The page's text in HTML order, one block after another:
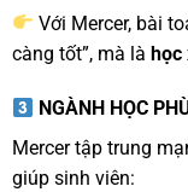
Với Mercer, bài
càng tốt”, mà là học
NGÀNH HỌC
Mercer tập trung
giúp sinh viên: